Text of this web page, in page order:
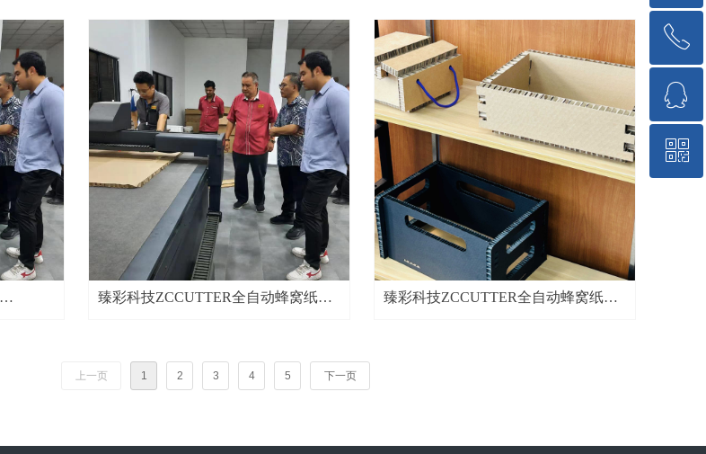
板高效开槽专家
+≤0.1mm 精度
臻彩科技ZCCUTTER全自动蜂窝纸板
臻彩科技ZCCUTTER全自动蜂窝纸板
上一页 1 2 3 4 5 下一页
回到顶部
ꂅ
13929222267
ꁗ
QQ客服
ꀥ